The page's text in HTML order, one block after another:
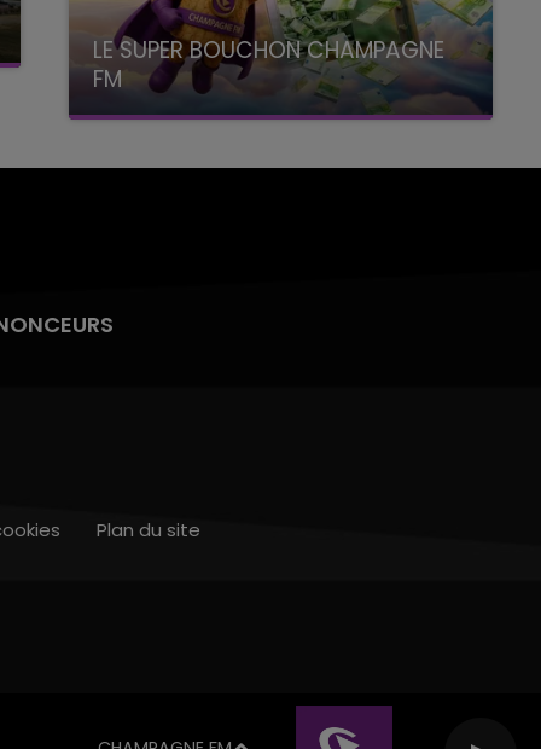
LE SUPER BOUCHON CHAMPAGNE
FM
avec La Famille Champagne FM, à 8H10
Plan du site